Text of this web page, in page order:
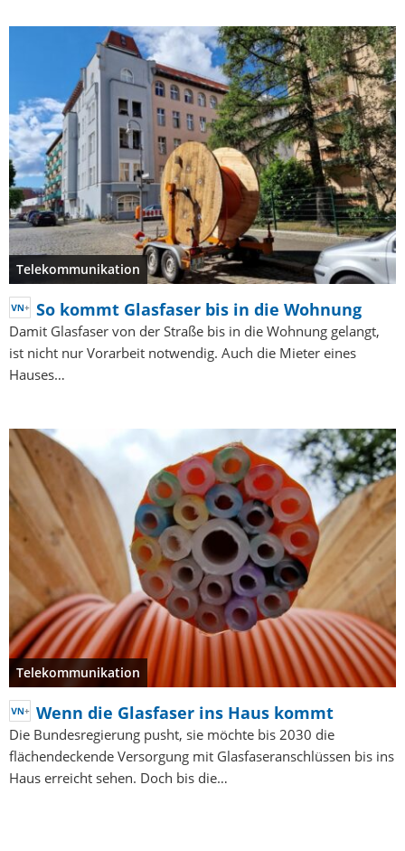
Telekommunikation
So kommt Glasfaser bis in die Wohnung
Damit Glasfaser von der Straße bis in die Wohnung gelangt,
ist nicht nur Vorarbeit notwendig. Auch die Mieter eines
Hauses…
Telekommunikation
Wenn die Glasfaser ins Haus kommt
Die Bundesregierung pusht, sie möchte bis 2030 die
flächendeckende Versorgung mit Glasfaseranschlüssen bis ins
Haus erreicht sehen. Doch bis die…